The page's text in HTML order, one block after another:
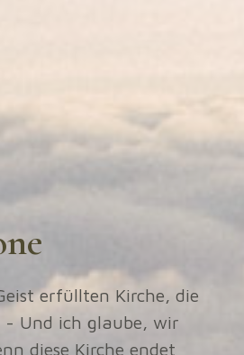
erfüllten Kirche, die
Und ich glaube, wir
diese Kirche endet